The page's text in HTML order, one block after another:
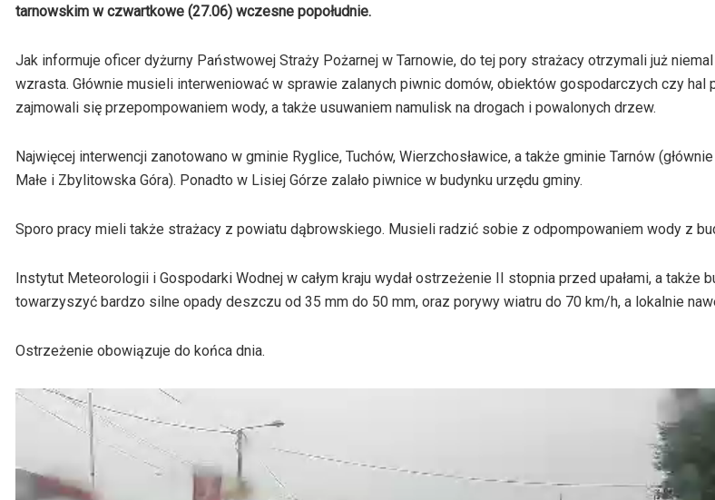
tarnowskim w czwartkowe (27.06) wczesne popołudnie.
Jak informuje oficer dyżurny Państwowej Straży Pożarnej w Tarnowie, do tej pory strażacy otrzymali już
wzrasta. Głównie musieli interweniować w sprawie zalanych piwnic domów, obiektów gospodarczych czy hal
zajmowali się przepompowaniem wody, a także usuwaniem namulisk na drogach i powalonych drzew.
Najwięcej interwencji zanotowano w gminie Ryglice, Tuchów, Wierzchosławice, a także gminie Tarnów
Małe i Zbylitowska Góra). Ponadto w Lisiej Górze zalało piwnice w budynku urzędu gminy.
Sporo pracy mieli także strażacy z powiatu dąbrowskiego. Musieli radzić sobie z odpompowaniem wody z
Instytut Meteorologii i Gospodarki Wodnej w całym kraju wydał ostrzeżenie II stopnia przed upałami, a także
towarzyszyć bardzo silne opady deszczu od 35 mm do 50 mm, oraz porywy wiatru do 70 km/h, a lokalnie
Ostrzeżenie obowiązuje do końca dnia.
Odtwarzacz